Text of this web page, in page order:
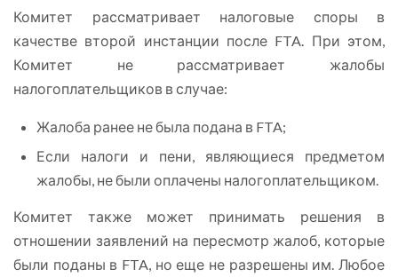
Комитет рассматривает налоговые споры в
качестве второй инстанции после FTA. При этом,
Комитет не рассматривает жалобы
налогоплательщиков в случае:
Жалоба ранее не была подана в FTA;
Если налоги и пени, являющиеся предметом
жалобы, не были оплачены налогоплательщиком.
Комитет также может принимать решения в
отношении заявлений на пересмотр жалоб, которые
были поданы в FTA, но еще не разрешены им. Любое